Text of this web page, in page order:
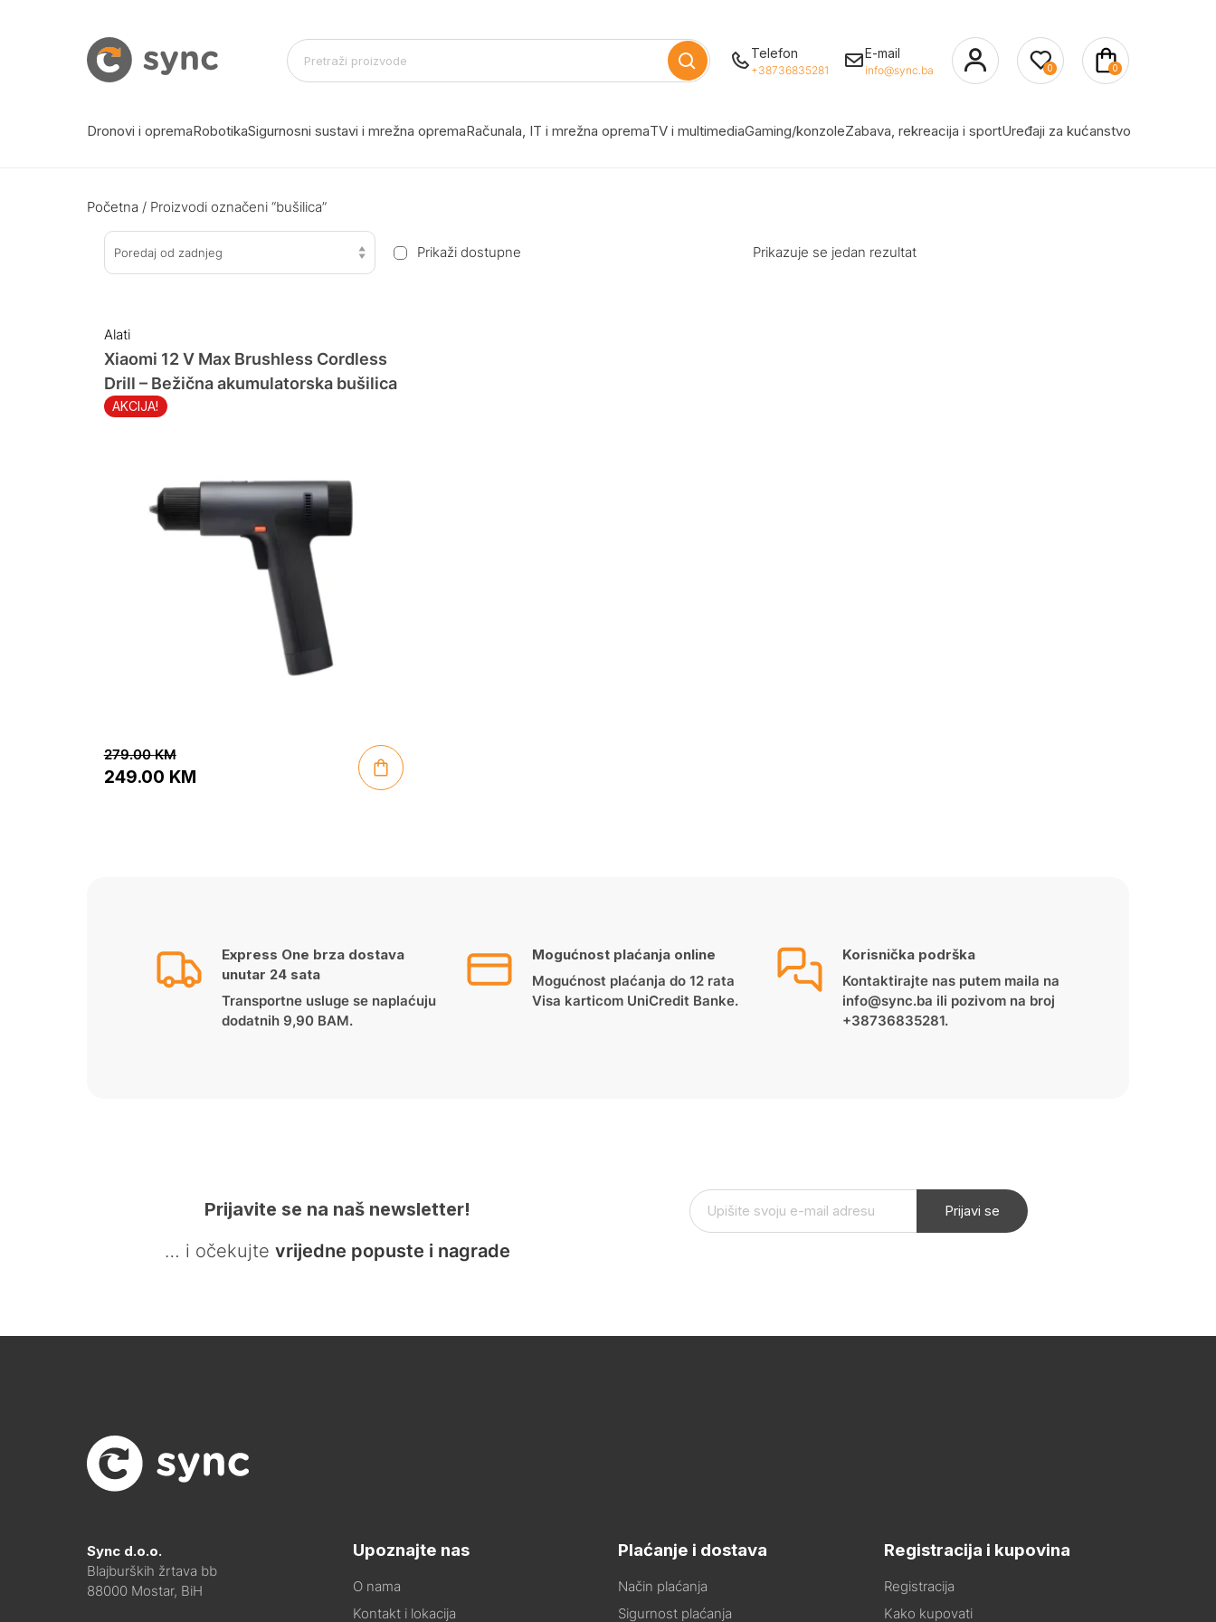
Telefon
+38736835281
E-mail
info@sync.ba 0 0
Dronovi i opremaRobotikaSigurnosni sustavi i mrežna opremaRačunala, IT i mrežna opremaTV i multimediaGaming/konzoleZabava, rekreacija i sportUređaji za kućanstvo
Početna / Proizvodi označeni “bušilica”
Poredaj od zadnjeg Prikaži dostupne Prikazuje se jedan rezultat
Alati
AKCIJA!
Xiaomi 12 V Max Brushless Cordless
Drill – Bežična akumulatorska bušilica
279.00KM
249.00 KM
Express One brza dostava
unutar 24 sata
Transportne usluge se naplaćuju
dodatnih 9,90 BAM.
Mogućnost plaćanja online
Mogućnost plaćanja do 12 rata
Visa karticom UniCredit Banke.
Korisnička podrška
Kontaktirajte nas putem maila na
info@sync.ba ili pozivom na broj
+38736835281.
Prijavite se na naš newsletter!
… i očekujte vrijedne popuste i nagrade
Prijavi se
Sync d.o.o.
Blajburških žrtava bb
88000 Mostar, BiH
Upoznajte nas
O nama
Kontakt i lokacija
Plaćanje i dostava
Način plaćanja
Sigurnost plaćanja
Registracija i kupovina
Registracija
Kako kupovati